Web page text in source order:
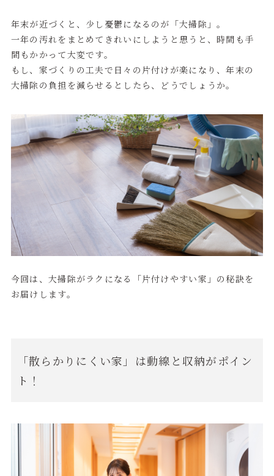
年末が近づくと、少し憂鬱になるのが「大掃除」。
一年の汚れをまとめてきれいにしようと思うと、時間も手
間もかかって大変です。
もし、家づくりの工夫で日々の片付けが楽になり、年末の
大掃除の負担を減らせるとしたら、どうでしょうか。
今回は、大掃除がラクになる「片付けやすい家」の秘訣を
お届けします。
「散らかりにくい家」は動線と収納がポイン
ト！